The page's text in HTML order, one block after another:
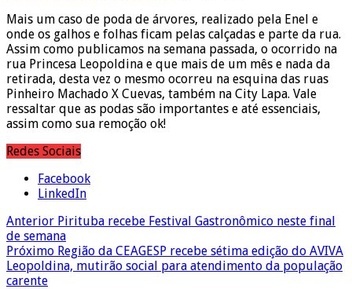
Mais um caso de poda de árvores, realizado pela Enel e
onde os galhos e folhas ficam pelas calçadas e parte da rua.
Assim como publicamos na semana passada, o ocorrido na
rua Princesa Leopoldina e que mais de um mês e nada da
retirada, desta vez o mesmo ocorreu na esquina das ruas
Pinheiro Machado X Cuevas, também na City Lapa. Vale
ressaltar que as podas são importantes e até essenciais,
assim como sua remoção ok!
Redes Sociais
Facebook
LinkedIn
Anterior Pirituba recebe Festival Gastronômico neste final
de semana
Próximo Região da CEAGESP recebe sétima edição do AVIVA
Leopoldina, mutirão social para atendimento da população
carente